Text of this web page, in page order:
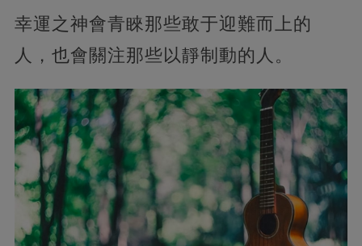
幸運之神會青睞那些敢于迎難而上的
人，也會關注那些以靜制動的人。